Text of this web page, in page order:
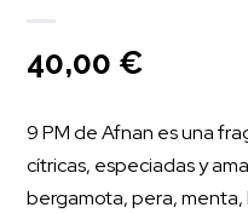
40,00 €
9 PM de Afnan es una
cítricas, especiadas y
bergamota, pera,